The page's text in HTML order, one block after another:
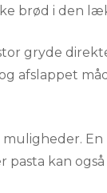
brød i den
gryde
afslappet
En
kan